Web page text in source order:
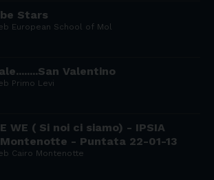
Stars
European School of Mol
Valentino
Primo Levi
WE ( Si noi ci siamo) - IPSIA
- Puntata 22-01-13
Cairo Montenotte